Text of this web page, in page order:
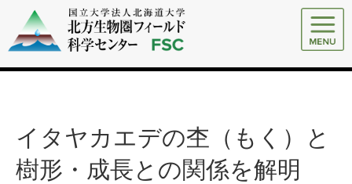
イタヤカエデの杢（もく）と
樹形・成長との関係を解明